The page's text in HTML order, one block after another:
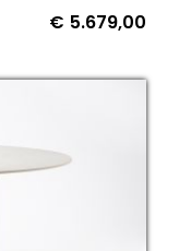
€ 5.679,00